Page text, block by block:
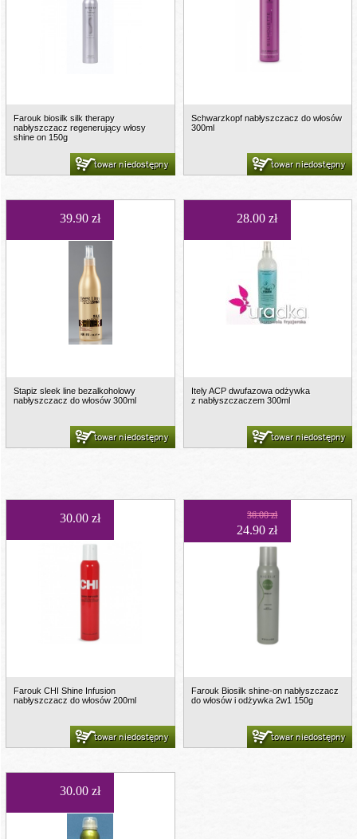
Farouk biosilk silk therapy
nabłyszczacz regenerujący włosy
shine on 150g
towar niedostępny
Schwarzkopf nabłyszczacz do włosów
300ml
towar niedostępny
39.90 zł
Stapiz sleek line bezalkoholowy
nabłyszczacz do włosów 300ml
towar niedostępny
28.00 zł
Itely ACP dwufazowa odżywka
z nabłyszczaczem 300ml
towar niedostępny
30.00 zł
Farouk CHI Shine Infusion
nabłyszczacz do włosów 200ml
towar niedostępny
36.00 zł
24.90 zł
Farouk Biosilk shine-on nabłyszczacz
do włosów i odżywka 2w1 150g
towar niedostępny
30.00 zł